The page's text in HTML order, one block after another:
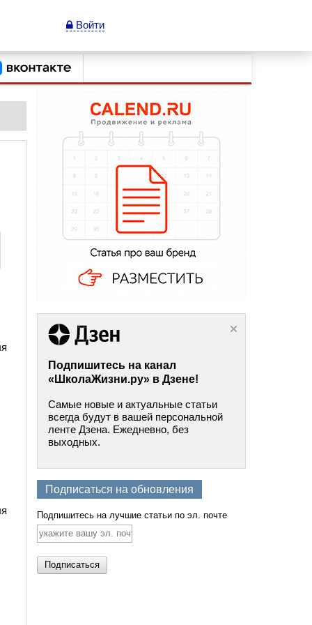
Войти
Подпишитесь на канал
«ШколаЖизни.ру» в Дзене!
Самые новые и актуальные статьи
всегда будут в вашей персональной
ленте Дзена. Ежедневно, без
выходных.
Подписаться на обновления
Подпишитесь на лучшие статьи по эл. почте